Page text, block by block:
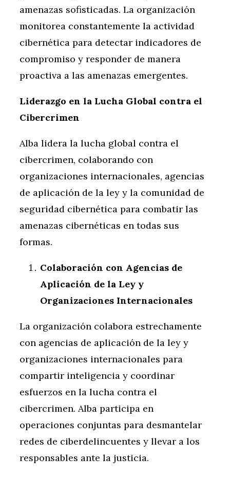
amenazas sofisticadas. La organización
monitorea constantemente la actividad
cibernética para detectar indicadores de
compromiso y responder de manera
proactiva a las amenazas emergentes.
Liderazgo en la Lucha Global contra el
Cibercrimen
Alba lidera la lucha global contra el
cibercrimen, colaborando con
organizaciones internacionales, agencias
de aplicación de la ley y la comunidad de
seguridad cibernética para combatir las
amenazas cibernéticas en todas sus
formas.
Colaboración con Agencias de
Aplicación de la Ley y
Organizaciones Internacionales
La organización colabora estrechamente
con agencias de aplicación de la ley y
organizaciones internacionales para
compartir inteligencia y coordinar
esfuerzos en la lucha contra el
cibercrimen. Alba participa en
operaciones conjuntas para desmantelar
redes de ciberdelincuentes y llevar a los
responsables ante la justicia.